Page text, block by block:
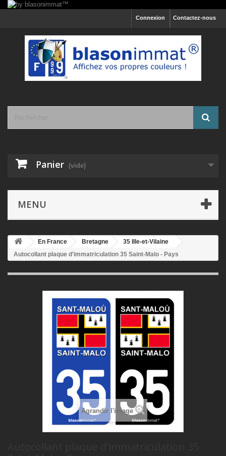
Contactez-nous
Connexion
Panier (vide)
MENU
En France Bretagne
35 Ille-et-Vilaine
Autocollant plaque d'immatriculation 35 Saint-Malo - Pays
Agrandir l'image